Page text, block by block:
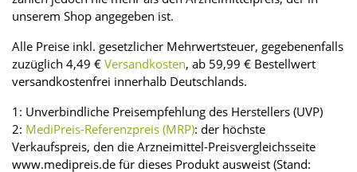
unserem Shop angegeben ist.
Alle Preise inkl. gesetzlicher Mehrwertsteuer, gegebenenfalls
zuzüglich 4,49 € Versandkosten, ab 59,99 € Bestellwert
versandkostenfrei innerhalb Deutschlands.
1: Unverbindliche Preisempfehlung des Herstellers (UVP)
2: MediPreis-Referenzpreis (MRP): der höchste
Verkaufspreis, den die Arzneimittel-Preisvergleichsseite
www.medipreis.de für dieses Produkt ausweist (Stand: